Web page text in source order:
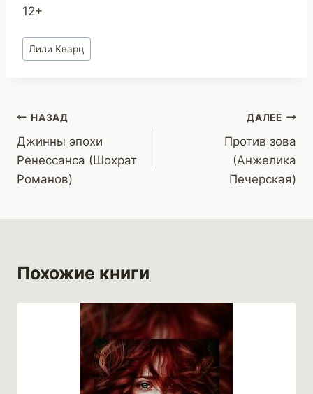
12+
Метки
записи:
Лили Кварц
Навигация
по
записям
НАЗАД
Джинны эпохи
Ренессанса (Шохрат
Романов)
ДАЛЕЕ
Против зова
(Анжелика
Печерская)
Похожие книги